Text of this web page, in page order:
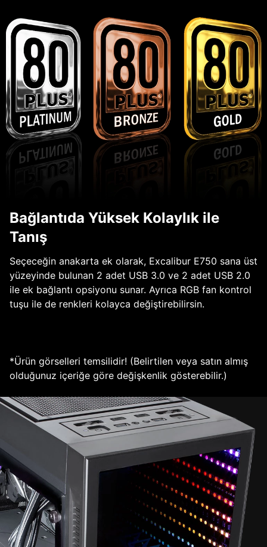
Bağlantıda Yüksek Kolaylık ile
Tanış
Seçeceğin anakarta ek olarak, Excalibur E750 sana üst
yüzeyinde bulunan 2 adet USB 3.0 ve 2 adet USB 2.0
ile ek bağlantı opsiyonu sunar. Ayrıca RGB fan kontrol
tuşu ile de renkleri kolayca değiştirebilirsin.
*Ürün görselleri temsilidir! (Belirtilen veya satın almış
olduğunuz içeriğe göre değişkenlik gösterebilir.)